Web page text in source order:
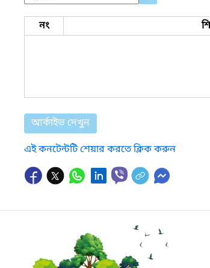
নং
আর্কাইভ দেখুন
এই কনটেন্টটি শেয়ার করতে ক্লিক করুন